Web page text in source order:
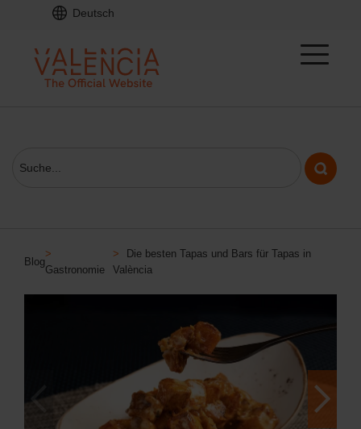
Deutsch
Blog
>
Gastronomie
>
Die besten Tapas und Bars für Tapas in
València